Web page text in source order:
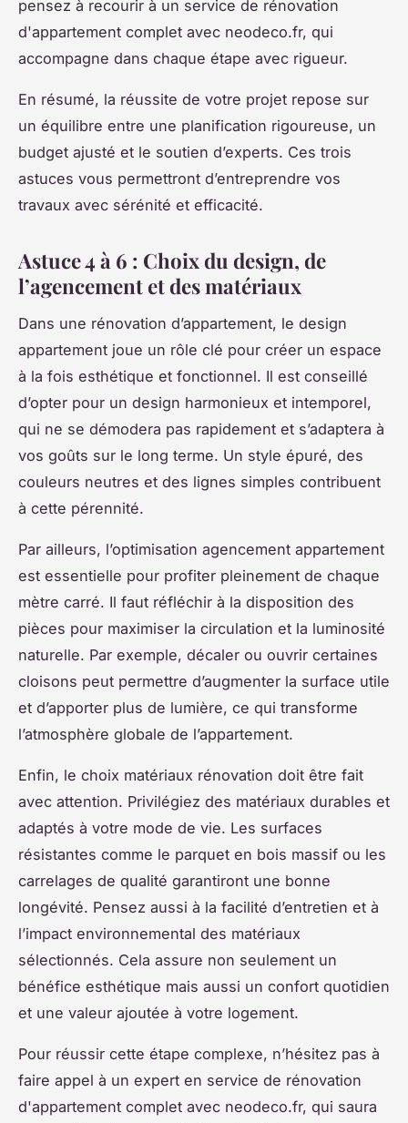
pensez à recourir à un service de rénovation
d'appartement complet avec neodeco.fr, qui
accompagne dans chaque étape avec rigueur.
En résumé, la réussite de votre projet repose sur
un équilibre entre une planification rigoureuse, un
budget ajusté et le soutien d’experts. Ces trois
astuces vous permettront d’entreprendre vos
travaux avec sérénité et efficacité.
Astuce 4 à 6 : Choix du design, de
l’agencement et des matériaux
Dans une rénovation d’appartement, le design
appartement joue un rôle clé pour créer un espace
à la fois esthétique et fonctionnel. Il est conseillé
d’opter pour un design harmonieux et intemporel,
qui ne se démodera pas rapidement et s’adaptera à
vos goûts sur le long terme. Un style épuré, des
couleurs neutres et des lignes simples contribuent
à cette pérennité.
Par ailleurs, l’optimisation agencement appartement
est essentielle pour profiter pleinement de chaque
mètre carré. Il faut réfléchir à la disposition des
pièces pour maximiser la circulation et la luminosité
naturelle. Par exemple, décaler ou ouvrir certaines
cloisons peut permettre d’augmenter la surface utile
et d’apporter plus de lumière, ce qui transforme
l’atmosphère globale de l’appartement.
Enfin, le choix matériaux rénovation doit être fait
avec attention. Privilégiez des matériaux durables et
adaptés à votre mode de vie. Les surfaces
résistantes comme le parquet en bois massif ou les
carrelages de qualité garantiront une bonne
longévité. Pensez aussi à la facilité d’entretien et à
l’impact environnemental des matériaux
sélectionnés. Cela assure non seulement un
bénéfice esthétique mais aussi un confort quotidien
et une valeur ajoutée à votre logement.
Pour réussir cette étape complexe, n’hésitez pas à
faire appel à un expert en service de rénovation
d'appartement complet avec neodeco.fr, qui saura